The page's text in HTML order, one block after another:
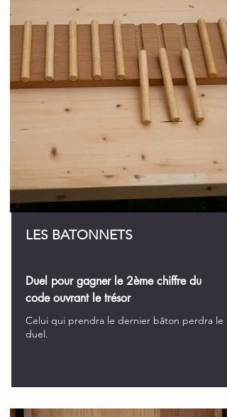
LES BATONNETS
Duel pour gagner le 2ème chiffre du
code ouvrant le trésor
Celui qui prendra le dernier bâton perdra le
duel.